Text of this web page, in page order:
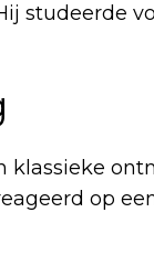
studeerde
op